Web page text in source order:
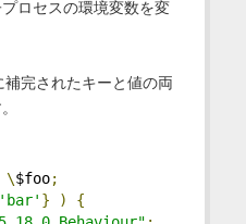
プロセスの環境変数を変
完されたキーと値の両
\$foo;
'bar' } )
{